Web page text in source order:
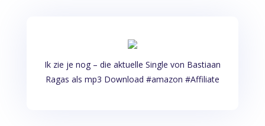
Ik zie je nog – die aktuelle Single von Bastiaan
Ragas als mp3 Download #amazon #Affiliate